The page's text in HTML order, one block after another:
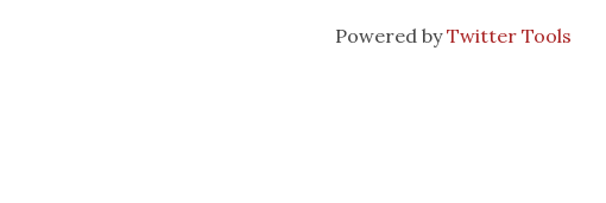
Powered byTwitter Tools